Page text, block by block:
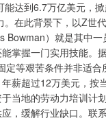
达到6.7万亿美元，
在此背景下，以Z世
）就是其中
掌握一门实用技能。
等艰苦条件并非适
超过12万美元，按
当地的劳动力培训计
，缓解行业缺口。联